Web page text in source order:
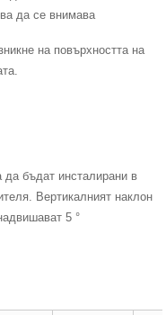
да се внимава
на повърхността на
да бъдат инсталирани в
Вертикалният наклон
5 °